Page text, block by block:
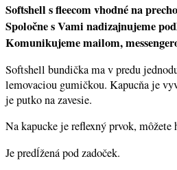
Softshell s fleecom vhodné na
Spoločne s Vami nadizajnujeme
Komunikujeme mailom,
Softshell bundička ma v predu
lemovaciou gumičkou. Kapucňa je
je putko na zavesie.
Na kapucke je reflexný prvok, môžete
Je predĺžená pod zadoček.